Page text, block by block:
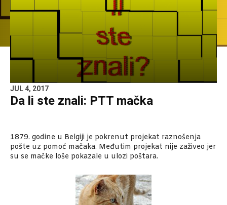
JUL 4, 2017
Da li ste znali: PTT mačka
1879. godine u Belgiji je pokrenut projekat raznošenja
pošte uz pomoć mačaka. Međutim projekat nije zaživeo jer
su se mačke loše pokazale u ulozi poštara.